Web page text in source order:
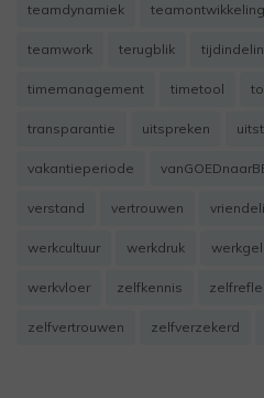
teamdynamiek teamontwikkeling
teamwork terugblik
timemanagement timetool
transparantie uitspreken
vakantieperiode
verstand vertrouwen
werkcultuur werkdruk
werkvloer zelfkennis
zelfvertrouwen zelfverzekerd